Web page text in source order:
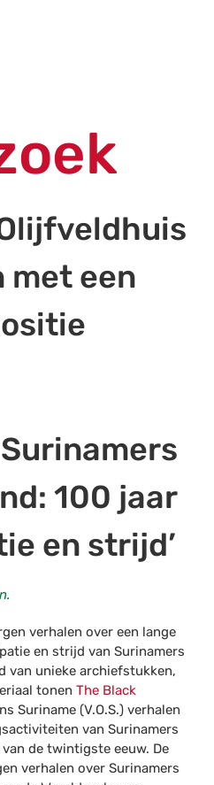
met een
100 jaar
en strijd’
verhalen over een lange
en strijd van Surinamers
van unieke archiefstukken,
tonen The Black
Suriname (V.O.S.) verhalen
van Surinamers
de twintigste eeuw. De
verhalen over Surinamers